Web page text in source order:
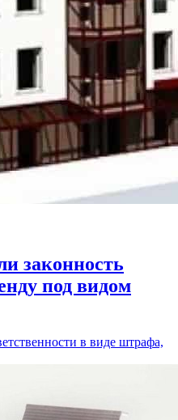
законность
под видом
в виде штрафа,